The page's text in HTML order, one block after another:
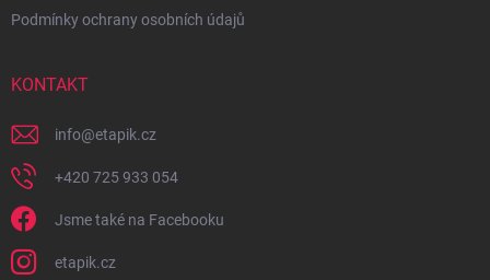
Podmínky ochrany osobních údajů
KONTAKT
info@etapik.cz
+420 725 933 054
Jsme také na Facebooku
etapik.cz